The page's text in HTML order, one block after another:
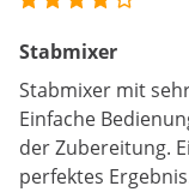
Stabmixer
Stabmixer mit
Einfache
der Zubereitung.
perfektes